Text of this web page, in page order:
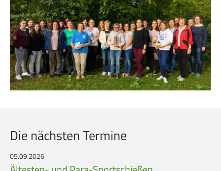
Die nächsten Termine
05.09.2026